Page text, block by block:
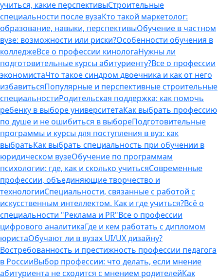
учиться, какие перспективыСтроительные
специальности после вузаКто такой маркетолог:
образование, навыки, перспективыОбучение в частном
вузе: возможности или риски?Особенности обучения в
колледжеВсе о профессии кинологаНужны ли
подготовительные курсы абитуриенту?Все о профессии
экономистаЧто такое синдром двоечника и как от него
избавитьсяПопулярные и перспективные строительные
специальностиРодительская поддержка: как помочь
ребенку в выборе университетаКак выбрать профессию
по душе и не ошибиться в выбореПодготовительные
программы и курсы для поступления в вуз: как
выбратьКак выбрать специальность при обучении в
юридическом вузеОбучение по программам
психологии: где, как и сколько учитьсяСовременные
профессии, объединяющие творчество и
технологииСпециальности, связанные с работой с
искусственным интеллектом. Как и где учиться?Всё о
специальности "Реклама и PR"Все о профессии
цифрового аналитикаГде и кем работать с дипломом
юристаОбучают ли в вузах UI/UX дизайну?
Востребованность и престижность профессии педагога
в РоссииВыбор профессии: что делать, если мнение
абитуриента не сходится с мнением родителейКак